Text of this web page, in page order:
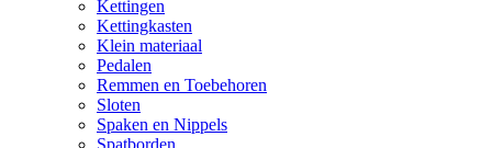
Kettingen
Kettingkasten
Klein materiaal
Pedalen
Remmen en Toebehoren
Sloten
Spaken en Nippels